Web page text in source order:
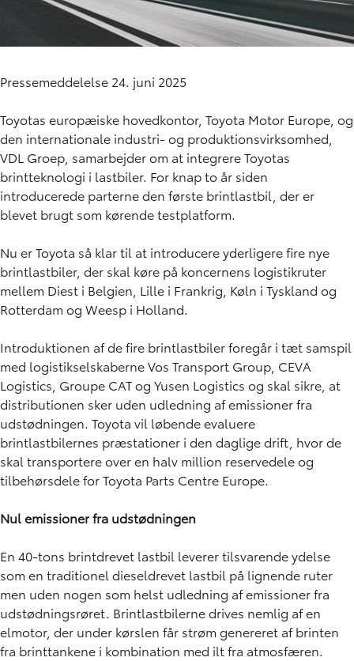
Pressemeddelelse 24. juni 2025
Toyotas europæiske hovedkontor, Toyota Motor Europe, og
den internationale industri- og produktionsvirksomhed,
VDL Groep, samarbejder om at integrere Toyotas
brintteknologi i lastbiler. For knap to år siden
introducerede parterne den første brintlastbil, der er
blevet brugt som kørende testplatform.
Nu er Toyota så klar til at introducere yderligere fire nye
brintlastbiler, der skal køre på koncernens logistikruter
mellem Diest i Belgien, Lille i Frankrig, Køln i Tyskland og
Rotterdam og Weesp i Holland.
Introduktionen af de fire brintlastbiler foregår i tæt samspil
med logistikselskaberne Vos Transport Group, CEVA
Logistics, Groupe CAT og Yusen Logistics og skal sikre, at
distributionen sker uden udledning af emissioner fra
udstødningen. Toyota vil løbende evaluere
brintlastbilernes præstationer i den daglige drift, hvor de
skal transportere over en halv million reservedele og
tilbehørsdele for Toyota Parts Centre Europe.
Nul emissioner fra udstødningen
En 40-tons brintdrevet lastbil leverer tilsvarende ydelse
som en traditionel dieseldrevet lastbil på lignende ruter
men uden nogen som helst udledning af emissioner fra
udstødningsrøret. Brintlastbilerne drives nemlig af en
elmotor, der under kørslen får strøm genereret af brinten
fra brinttankene i kombination med ilt fra atmosfæren.